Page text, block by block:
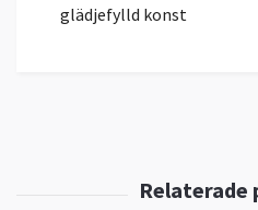
glädjefylld konst